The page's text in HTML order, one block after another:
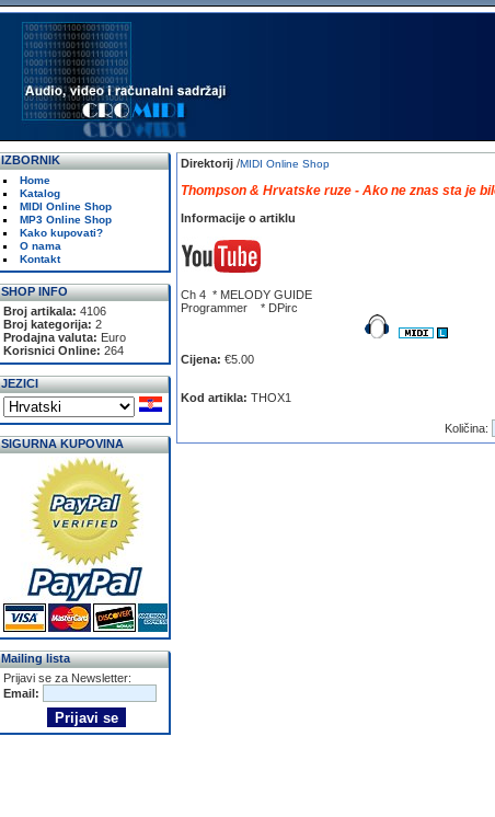
IZBORNIK
Home
Katalog
MIDI Online Shop
MP3 Online Shop
Kako kupovati?
O nama
Kontakt
SHOP INFO
Broj artikala: 4106
Broj kategorija: 2
Prodajna valuta: Euro
Korisnici Online: 264
JEZICI
SIGURNA KUPOVINA
Mailing lista
Prijavi se za Newsletter:
Email:
Direktorij /MIDI Online Shop
Thompson & Hrvatske ruze - Ako ne znas sta je
Informacije o artiklu
Ch 4 * MELODY GUIDE
Programmer * DPirc
Cijena: €5.00
Kod artikla: THOX1
Količina: